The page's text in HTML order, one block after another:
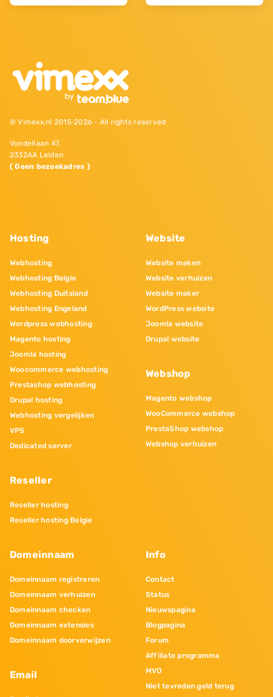
© Vimexx.nl 2015‐2026 - All rights reserved
Vondellaan 47,
2332AA Leiden
( Geen bezoekadres )
Hosting
Webhosting
Webhosting Belgie
Webhosting Duitsland
Webhosting Engeland
Wordpress webhosting
Magento hosting
Joomla hosting
Woocommerce webhosting
Prestashop webhosting
Drupal hosting
Webhosting vergelijken
VPS
Dedicated server
Reseller
Reseller hosting
Reseller hosting Belgie
Website
Website maken
Website verhuizen
Website maker
WordPress website
Joomla website
Drupal website
Webshop
Magento webshop
WooCommerce webshop
PrestaShop webshop
Webshop verhuizen
Domeinnaam
Domeinnaam registreren
Domeinnaam verhuizen
Domeinnaam checken
Domeinnaam extensies
Domeinnaam doorverwijzen
Email
Info
Contact
Status
Nieuwspagina
Blogpagina
Forum
Affiliate programma
MVO
Niet tevreden geld terug